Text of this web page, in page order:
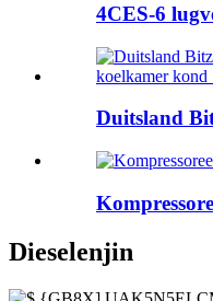
4CES-6
Duitsland
Dieselenjin